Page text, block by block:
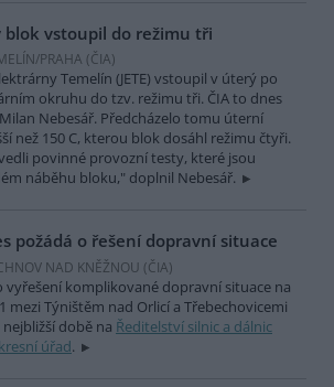
vstoupil do režimu tři
PRAHA (ČIA)
Temelín (JETE) vstoupil v úterý po
okruhu do tzv. režimu tři. ČIA to dnes
Milan Nebesář. Předcházelo tomu úterní
než 150 C, kterou blok dosáhl režimu čtyři.
povinné provozní testy, které jsou
náběhu bloku," doplnil Nebesář.
požádá o řešení dopravní situace
NAD KNĚŽNOU (ČIA)
komplikované dopravní situace na
mezi Týništěm nad Orlicí a Třebechovicemi
době na Ředitelství silnic a dálnic
úřad.